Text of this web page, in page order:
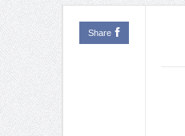
Share